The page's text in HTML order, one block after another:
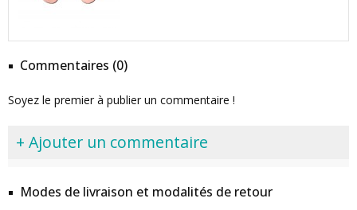
Commentaires (0)
Soyez le premier à publier un commentaire !
+ Ajouter un commentaire
Modes de livraison et modalités de retour